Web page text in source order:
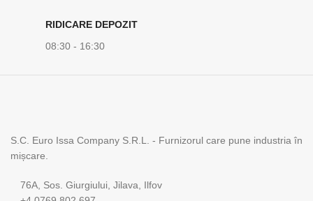
RIDICARE DEPOZIT
08:30 - 16:30
S.C. Euro Issa Company S.R.L. - Furnizorul care pune industria în
mișcare.
76A, Sos. Giurgiului, Jilava, Ilfov